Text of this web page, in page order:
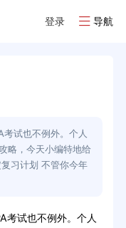
登录 导航
试也不例外。个人
略，今天小编特地给
习计划 不管你今年
试也不例外。个人